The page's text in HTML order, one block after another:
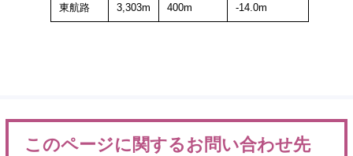
東航路 3,303m 400m -14.0m
このページに関するお問い合わせ先